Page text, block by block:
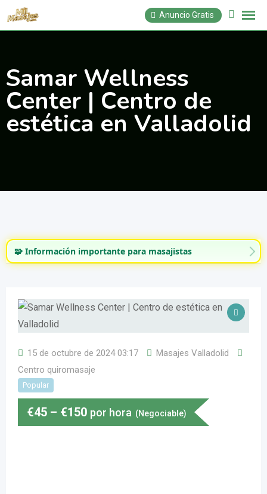
Saltar
Anuncio Gratis
Samar Wellness
Center | Centro de
estética en Valladolid
🧩 Información importante para masajistas
15 de octubre de 2024 03:17
Masajes Valladolid
Centro quiromasaje
Popular
€45 – €150 por hora (Negociable)